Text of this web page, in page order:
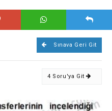
Sınava Geri Git
4 Soru'ya Git